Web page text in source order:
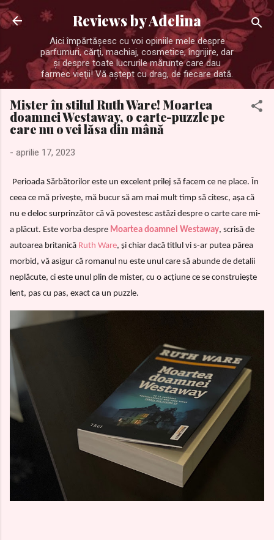
Treceți la conținutul principal
Reviews by Adelina
Aici împărtăşesc cu voi opiniile mele despre
parfumuri, cărţi, machiaj, cosmetice, îngrijire, dar
şi despre toate lucrurile mărunte care dau
farmec vieţii! Vă aştept cu drag, de fiecare dată.
Mister în stilul Ruth Ware! Moartea
doamnei Westaway, o carte-puzzle pe
care nu o vei lăsa din mână
- aprilie 17, 2023
Perioada Sărbătorilor este un excelent prilej să facem ce ne place. În
ceea ce mă privește, mă bucur să am mai mult timp să citesc, așa că
nu e deloc surprinzător că vă povestesc astăzi despre o carte care mi-
a plăcut. Este vorba despre Moartea doamnei Westaway, scrisă de
autoarea britanică Ruth Ware, și chiar dacă titlul vi s-ar putea părea
morbid, vă asigur că romanul nu este unul care să abunde de detalii
neplăcute, ci este unul plin de mister, cu o acțiune ce se construiește
lent, pas cu pas, exact ca un puzzle.